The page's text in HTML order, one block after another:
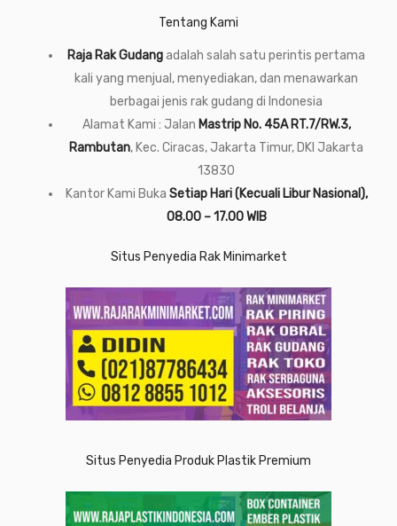
Tentang Kami
Raja Rak Gudangadalah salah satu perintis pertama
kali yang menjual, menyediakan, dan menawarkan
berbagai jenis rak gudang di Indonesia
Alamat Kami : Jalan Mastrip No. 45A RT.7/RW.3,
Rambutan, Kec. Ciracas, Jakarta Timur, DKI Jakarta
13830
Kantor Kami Buka Setiap Hari (Kecuali Libur Nasional),
08.00 – 17.00 WIB
Situs Penyedia Rak Minimarket
Situs Penyedia Produk Plastik Premium